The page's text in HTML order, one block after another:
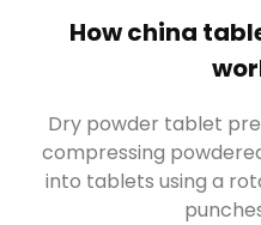
Как работает
Таблеточный пресс
путем
гранулированных